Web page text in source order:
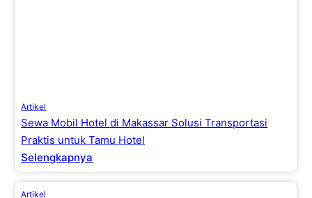
Artikel
Sewa Mobil Hotel di Makassar Solusi Transportasi
Praktis untuk Tamu Hotel
Selengkapnya
Artikel